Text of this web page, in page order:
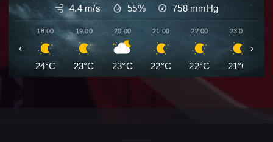
4.4 m/s 55% 758 mmHg
18:00
24°C
19:00
23°C
20:00
23°C
21:00
22°C
22:00
22°C
23:00
21°C
‹ ›